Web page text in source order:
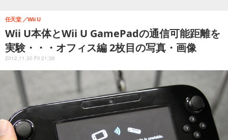
Wii U本体とWii U GamePadの通信可能距離を
実験・・・オフィス編 2枚目の写真・画像
任天堂 Wii U
2012.11.30 Fri 21:36